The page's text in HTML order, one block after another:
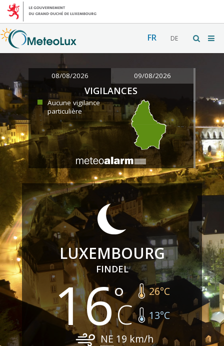
FR DE
08/08/2026 09/08/2026
VIGILANCES
Aucune vigilance
particulière
LUXEMBOURG
FINDEL
16 26°C
13°C
NE 19 km/h